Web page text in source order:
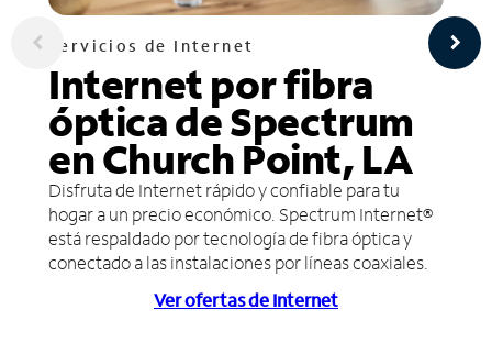
Servicios de Internet
Internet por fibra
óptica de Spectrum
en Church Point, LA
Disfruta de Internet rápido y confiable para tu
hogar a un precio económico. Spectrum Internet®
está respaldado por tecnología de fibra óptica y
conectado a las instalaciones por líneas coaxiales.
Ver ofertas de Internet